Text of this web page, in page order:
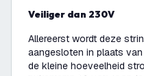
Veiliger dan 230V
Allereerst wordt deze
aangesloten in plaats
de kleine hoeveelheid